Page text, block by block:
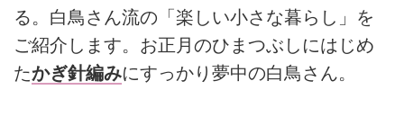
る。白鳥さん流の「楽しい小さな暮らし」を
ご紹介します。お正月のひまつぶしにはじめ
たかぎ針編みにすっかり夢中の白鳥さん。